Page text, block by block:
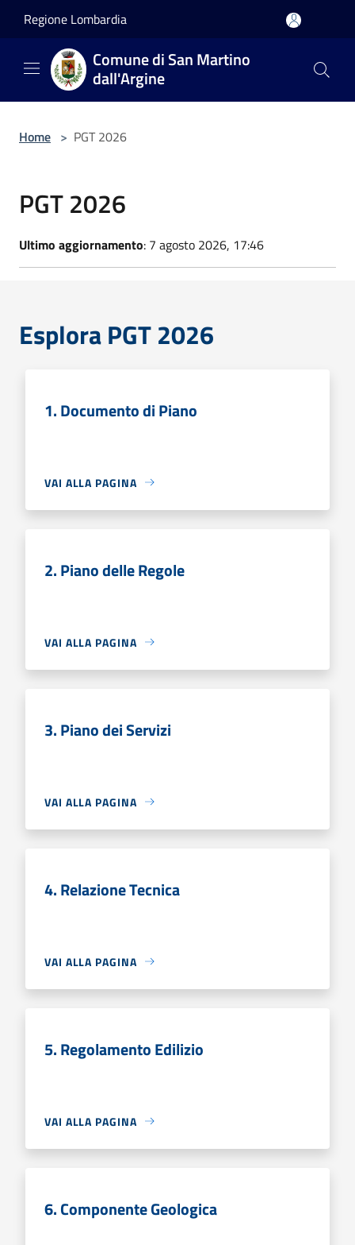
Regione Lombardia
Comune di San Martino
dall'Argine
Home > PGT 2026
PGT 2026
Ultimo aggiornamento: 7 agosto 2026, 17:46
Esplora PGT 2026
1. Documento di Piano
VAI ALLA PAGINA
2. Piano delle Regole
VAI ALLA PAGINA
3. Piano dei Servizi
VAI ALLA PAGINA
4. Relazione Tecnica
VAI ALLA PAGINA
5. Regolamento Edilizio
VAI ALLA PAGINA
6. Componente Geologica